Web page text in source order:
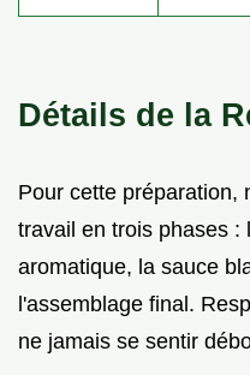
Détails de la
Pour cette préparation,
travail en trois phases :
aromatique, la sauce
l'assemblage final.
ne jamais se sentir